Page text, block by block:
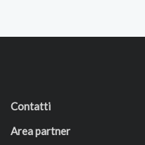
Contatti
Area partner